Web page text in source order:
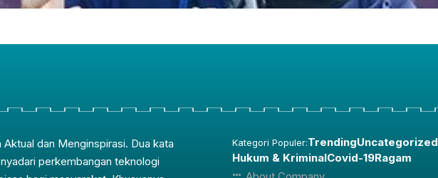
dan Menginspirasi. Dua kata
perkembangan teknologi
Kategori Populer:TrendingUncategorized
Hukum & KriminalCovid-19Ragam